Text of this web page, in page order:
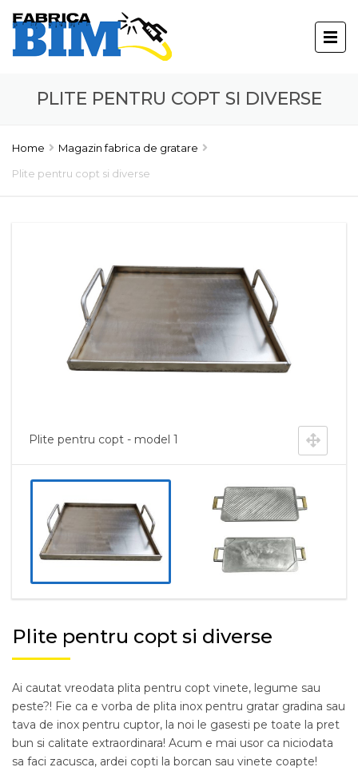
PLITE PENTRU COPT SI DIVERSE
Home
Magazin fabrica de gratare
Plite pentru copt si diverse
Plite pentru copt - model 1
Plite pentru copt si diverse
Ai cautat vreodata plita pentru copt vinete, legume sau
peste?! Fie ca e vorba de plita inox pentru gratar gradina sau
tava de inox pentru cuptor, la noi le gasesti pe toate la pret
bun si calitate extraordinara! Acum e mai usor ca niciodata
sa faci zacusca, ardei copti la borcan sau vinete coapte!